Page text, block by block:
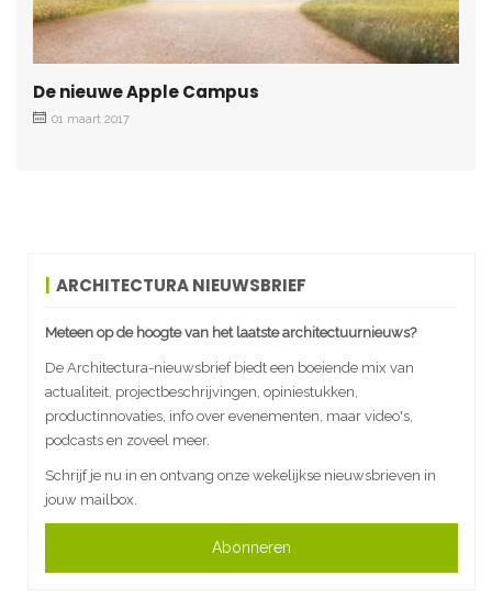
De nieuwe Apple Campus
01 maart 2017
ARCHITECTURA NIEUWSBRIEF
Meteen op de hoogte van het laatste architectuurnieuws?
De Architectura-nieuwsbrief biedt een boeiende mix van
actualiteit, projectbeschrijvingen, opiniestukken,
productinnovaties, info over evenementen, maar video's,
podcasts en zoveel meer.
Schrijf je nu in en ontvang onze wekelijkse nieuwsbrieven in
jouw mailbox.
Abonneren